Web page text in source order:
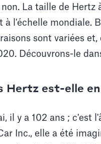
La taille de Hertz
à l'échelle mondiale.
sont variées
Découvrons-le
Hertz est-elle
il y a 102 ans ; c'est
Inc., elle a été